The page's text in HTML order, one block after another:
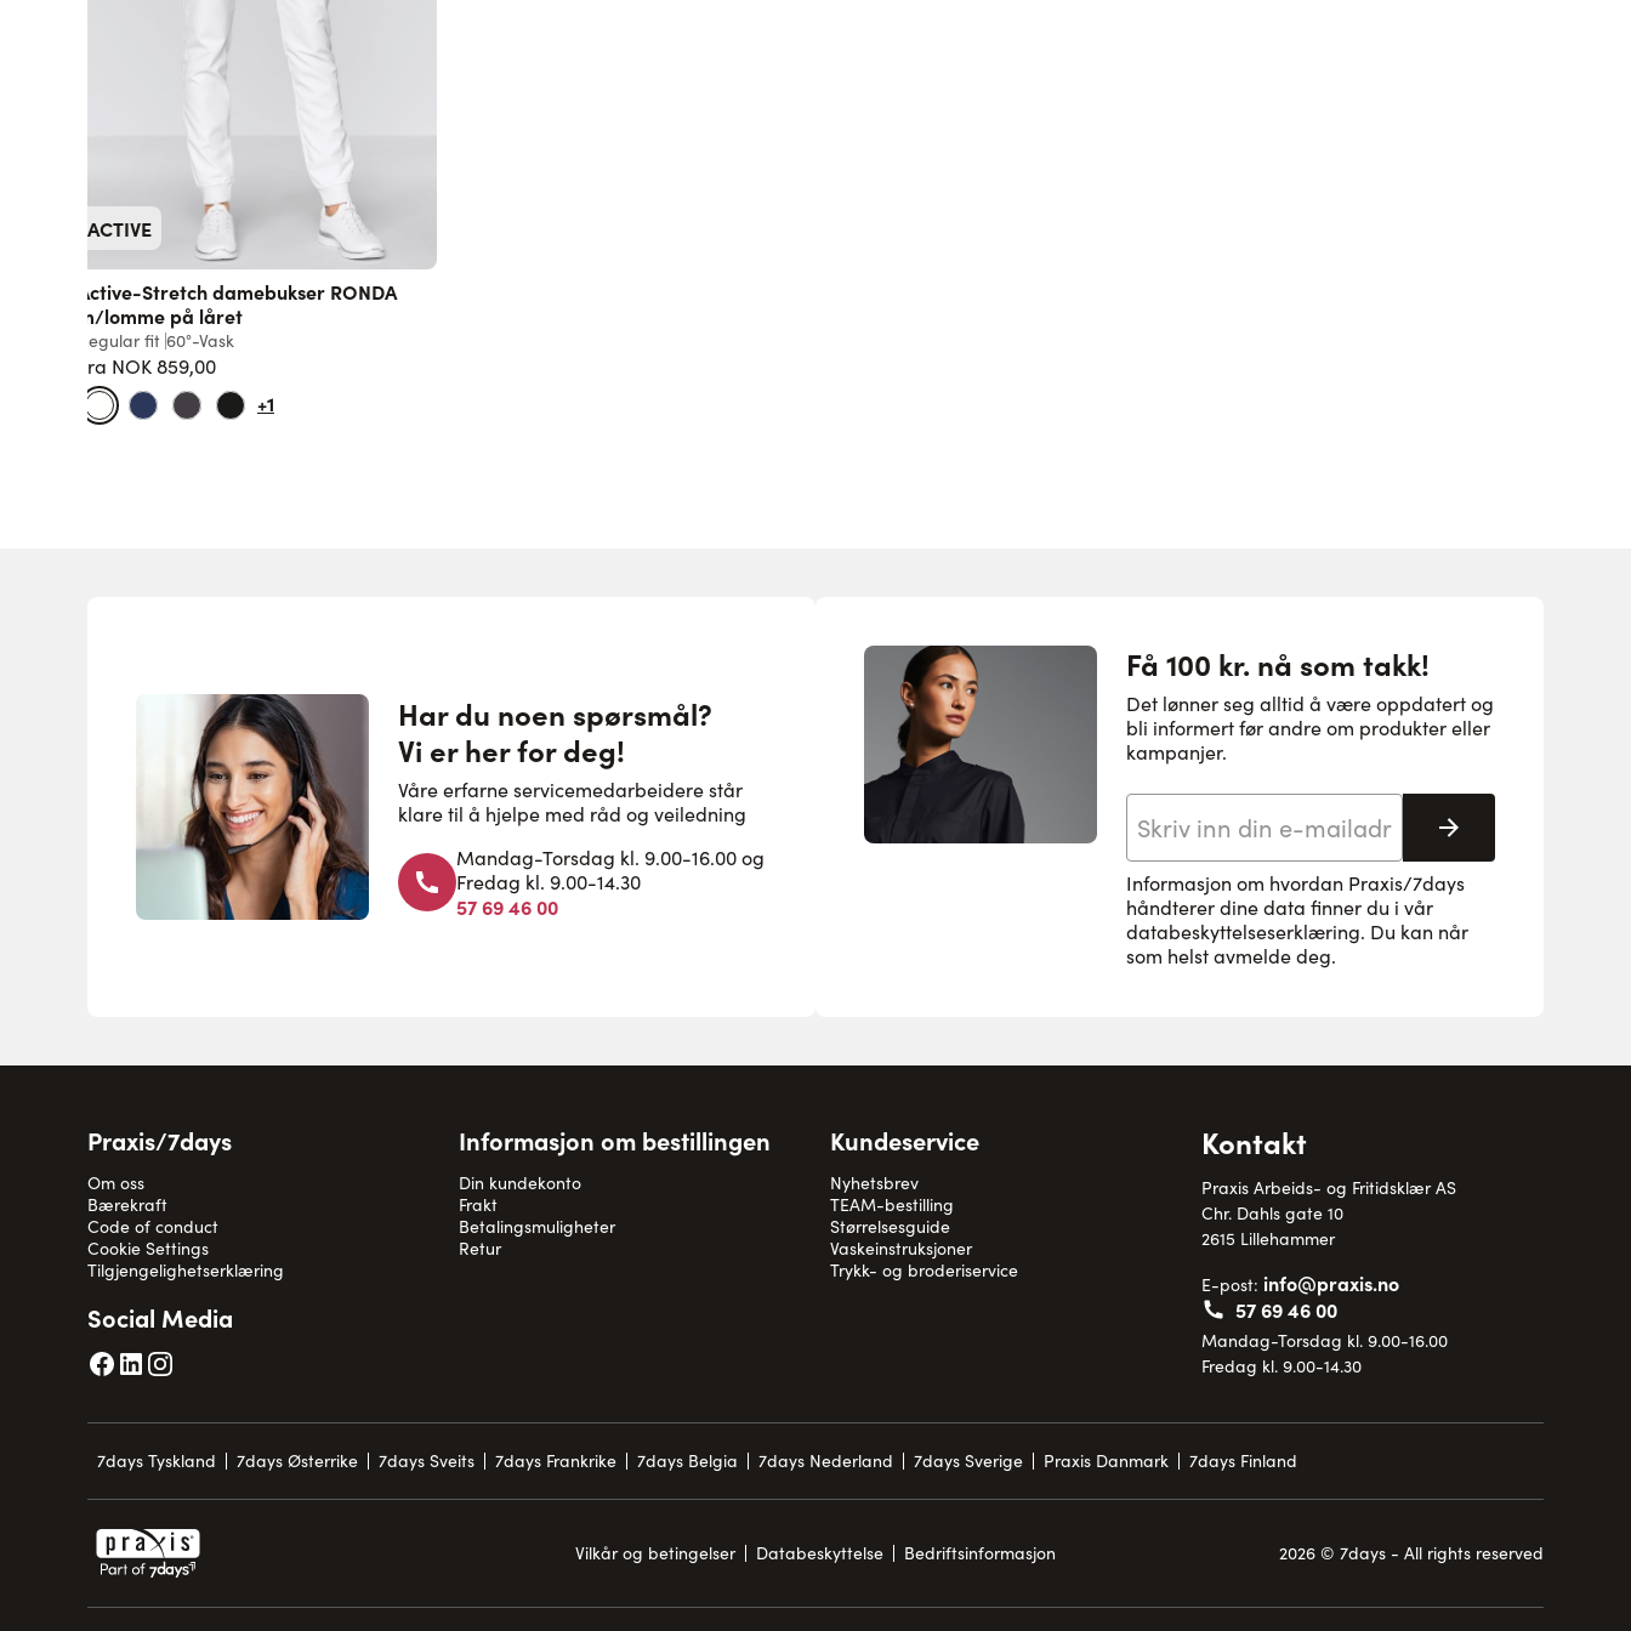
ACTIVE
Active-Stretch damebukser RONDA
m/lomme på låret
Regular fit 60°-Vask
Fra NOK 859,00Vanlig pris
+1
Har du noen spørsmål?
Vi er her for deg!
Våre erfarne servicemedarbeidere står
klare til å hjelpe med råd og veiledning
Mandag-Torsdag kl. 9.00-16.00 og
Fredag kl. 9.00-14.30
57 69 46 00
Få 100 kr. nå som takk!
Det lønner seg alltid å være oppdatert og
bli informert før andre om produkter eller
kampanjer.
Abonnere
Informasjon om hvordan Praxis/7days
håndterer dine data finner du i vår
databeskyttelseserklæring. Du kan når
som helst avmelde deg.
Praxis/7days
Om oss
Bærekraft
Code of conduct
Cookie Settings
Tilgjengelighetserklæring
Informasjon om bestillingen
Din kundekonto
Frakt
Betalingsmuligheter
Retur
Kundeservice
Nyhetsbrev
TEAM-bestilling
Størrelsesguide
Vaskeinstruksjoner
Trykk- og broderiservice
Kontakt
Praxis Arbeids- og Fritidsklær AS
Chr. Dahls gate 10
2615 Lillehammer
E-post: info@praxis.no
57 69 46 00
Mandag-Torsdag kl. 9.00-16.00
Fredag kl. 9.00-14.30
Social Media
7days Tyskland 7days Østerrike 7days Sveits 7days Frankrike 7days Belgia 7days Nederland 7days Sverige Praxis Danmark 7days Finland
Vilkår og betingelser Databeskyttelse Bedriftsinformasjon 2026 © 7days - All rights reserved